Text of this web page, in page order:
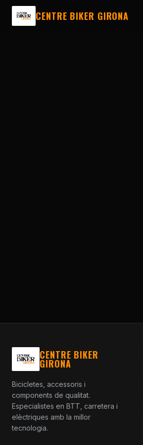
CENTRE BIKER GIRONA
CENTRE BIKER
GIRONA
Bicicletes, accessoris i
components de qualitat.
Especialistes en BTT, carretera i
elèctriques amb la millor
tecnologia.